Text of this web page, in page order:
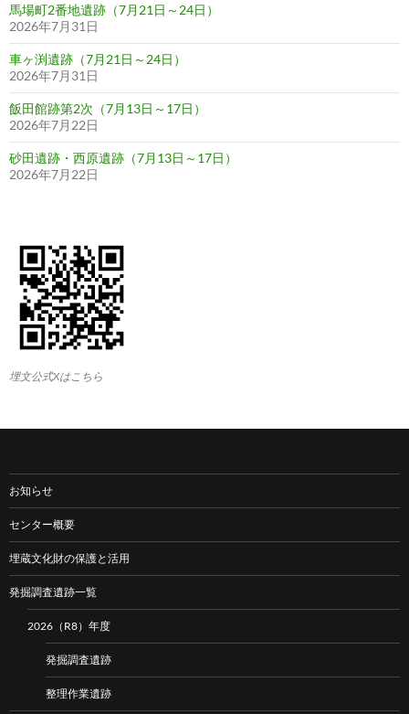
馬場町2番地遺跡（7月21日～24日）
2026年7月31日
車ヶ渕遺跡（7月21日～24日）
2026年7月31日
飯田館跡第2次（7月13日～17日）
2026年7月22日
砂田遺跡・西原遺跡（7月13日～17日）
2026年7月22日
埋文公式Xはこちら
お知らせ
センター概要
埋蔵文化財の保護と活用
発掘調査遺跡一覧
2026（R8）年度
発掘調査遺跡
整理作業遺跡